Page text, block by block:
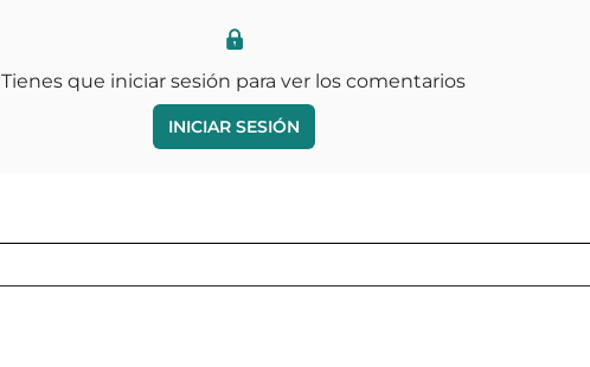
Tienes que iniciar sesión para ver los comentarios
INICIAR SESIÓN